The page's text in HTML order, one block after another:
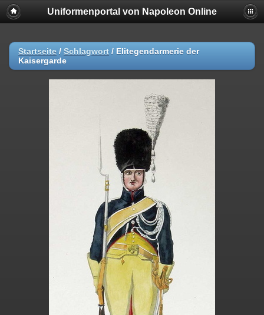
Uniformenportal von Napoleon Online
Startseite / Schlagwort / Elitegendarmerie der
Kaisergarde